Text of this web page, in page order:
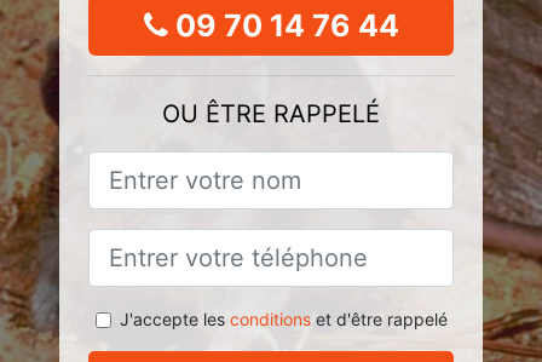
09 70 14 76 44
OU ÊTRE RAPPELÉ
J'accepte les conditionset d'être rappelé